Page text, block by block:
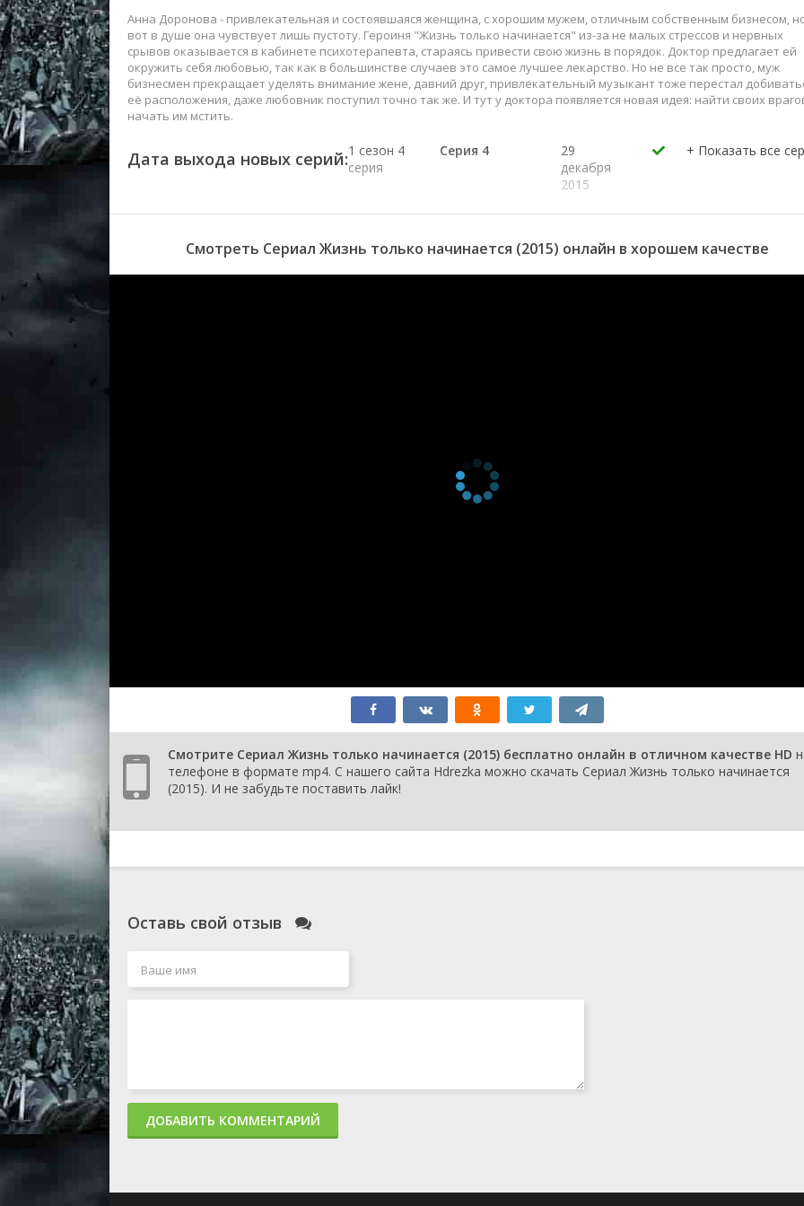
Анна Доронова - привлекательная и состоявшаяся женщина, с хорошим мужем, отличным собственным бизнесом,
вот в душе она чувствует лишь пустоту. Героиня "Жизнь только начинается" из-за не малых стрессов и нервных
срывов оказывается в кабинете психотерапевта, стараясь привести свою жизнь в порядок. Доктор предлагает ей
окружить себя любовью, так как в большинстве случаев это самое лучшее лекарство. Но не все так просто, муж
бизнесмен прекращает уделять внимание жене, давний друг, привлекательный музыкант тоже перестал
её расположения, даже любовник поступил точно так же. И тут у доктора появляется новая идея: найти своих
начать им мстить.
Дата выхода новых серий:1 сезон 4
серия
Серия 4
29
декабря
2015
серия
декабря
1 сезон 2
Серия 2
29
Смотреть Сериал Жизнь только начинается (2015) онлайн в хорошем качестве
Смотрите Сериал Жизнь только начинается (2015) бесплатно онлайн в отличном качестве HD
телефоне в формате mp4. С нашего сайта Hdrezka можно скачать Сериал Жизнь только начинается
(2015). И не забудьте поставить лайк!
Оставь свой отзыв
ДОБАВИТЬ КОММЕНТАРИЙ